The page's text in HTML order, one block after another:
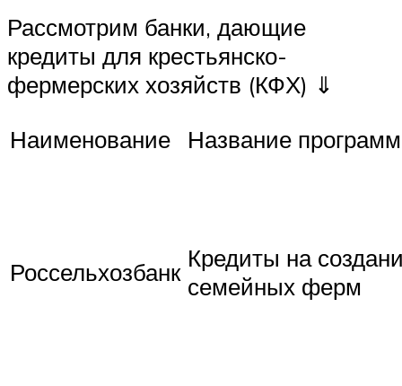
Рассмотрим банки, дающие
кредиты для крестьянско-
фермерских хозяйств (КФХ) ⇓
Наименование
Название
Россельхозбанк Кредиты на
семейных ферм